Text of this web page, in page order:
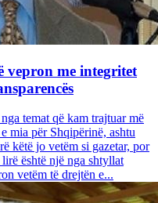
vepron me integritet
temat që kam trajtuar më
mia për Shqipërinë, ashtu
këtë jo vetëm si gazetar, por
është një nga shtyllat
vetëm të drejtën e...